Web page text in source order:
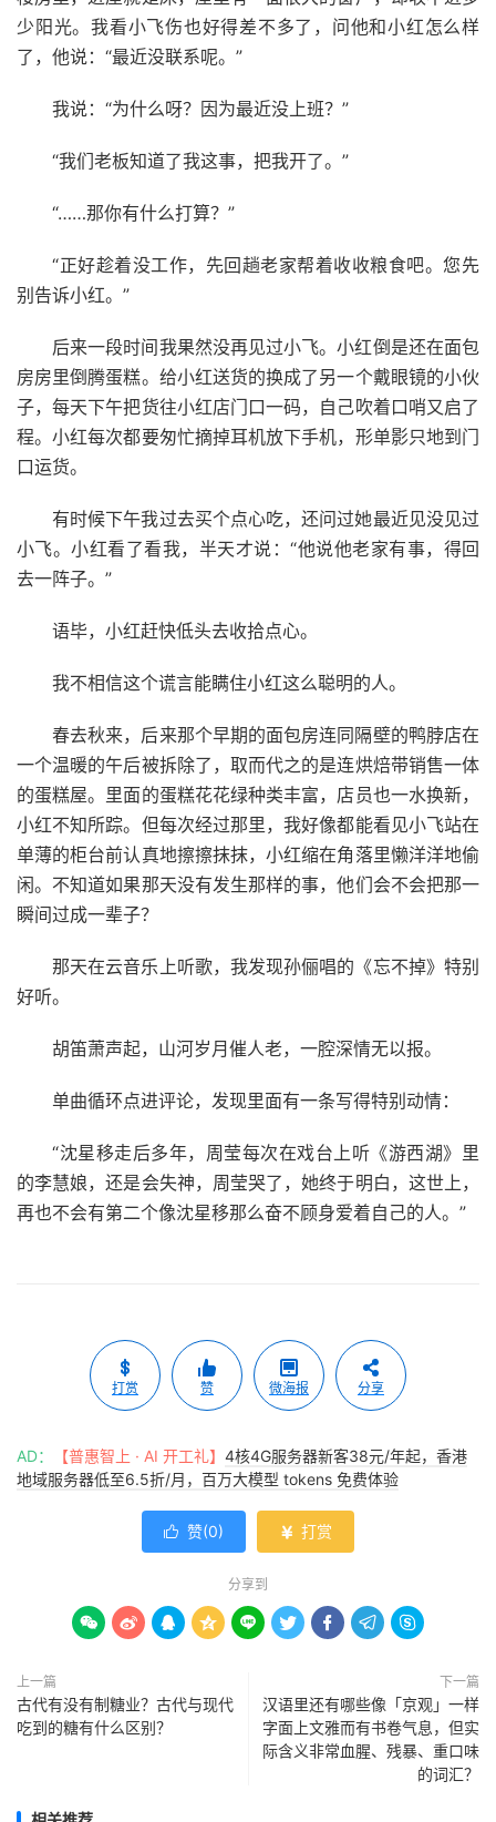
少阳光。我看小飞伤也好得差不多了，问他和小红怎么样
了，他说：“最近没联系呢。”
我说：“为什么呀？因为最近没上班？”
“我们老板知道了我这事，把我开了。”
“……那你有什么打算？”
“正好趁着没工作，先回趟老家帮着收收粮食吧。您先
别告诉小红。”
后来一段时间我果然没再见过小飞。小红倒是还在面包
房房里倒腾蛋糕。给小红送货的换成了另一个戴眼镜的小伙
子，每天下午把货往小红店门口一码，自己吹着口哨又启了
程。小红每次都要匆忙摘掉耳机放下手机，形单影只地到门
口运货。
有时候下午我过去买个点心吃，还问过她最近见没见过
小飞。小红看了看我，半天才说：“他说他老家有事，得回
去一阵子。”
语毕，小红赶快低头去收拾点心。
我不相信这个谎言能瞒住小红这么聪明的人。
春去秋来，后来那个早期的面包房连同隔壁的鸭脖店在
一个温暖的午后被拆除了，取而代之的是连烘焙带销售一体
的蛋糕屋。里面的蛋糕花花绿种类丰富，店员也一水换新，
小红不知所踪。但每次经过那里，我好像都能看见小飞站在
单薄的柜台前认真地擦擦抹抹，小红缩在角落里懒洋洋地偷
闲。不知道如果那天没有发生那样的事，他们会不会把那一
瞬间过成一辈子？
那天在云音乐上听歌，我发现孙俪唱的《忘不掉》特别
好听。
胡笛萧声起，山河岁月催人老，一腔深情无以报。
单曲循环点进评论，发现里面有一条写得特别动情：
“沈星移走后多年，周莹每次在戏台上听《游西湖》里
的李慧娘，还是会失神，周莹哭了，她终于明白，这世上，
再也不会有第二个像沈星移那么奋不顾身爱着自己的人。”
打赏 赞 微海报 分享
AD： 【普惠智上 · AI 开工礼】 4核4G服务器新客38元/年起，香港
地域服务器低至6.5折/月，百万大模型 tokens 免费体验
 赞(0)  打赏
分享到
        
上一篇
古代有没有制糖业？古代与现代
吃到的糖有什么区别？
下一篇
汉语里还有哪些像「京观」一样
字面上文雅而有书卷气息，但实
际含义非常血腥、残暴、重口味
的词汇？